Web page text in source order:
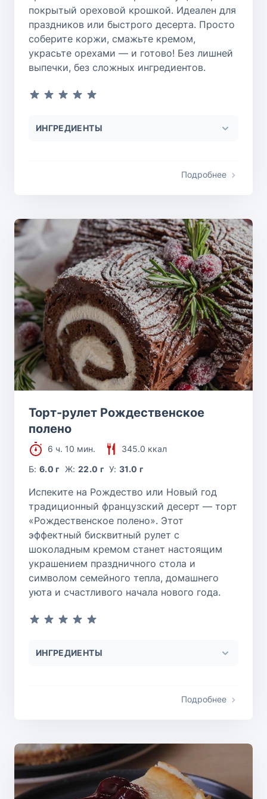
покрытый ореховой крошкой. Идеален для
праздников или быстрого десерта. Просто
соберите коржи, смажьте кремом,
украсьте орехами — и готово! Без лишней
выпечки, без сложных ингредиентов.
ИНГРЕДИЕНТЫ
Подробнее
Торт-рулет Рождественское
полено
6 ч. 10 мин.
345.0 ккал
Б:6.0 г Ж: 22.0 г У:31.0 г
Испеките на Рождество или Новый год
традиционный французский десерт — торт
«Рождественское полено». Этот
эффектный бисквитный рулет с
шоколадным кремом станет настоящим
украшением праздничного стола и
символом семейного тепла, домашнего
уюта и счастливого начала нового года.
ИНГРЕДИЕНТЫ
Подробнее